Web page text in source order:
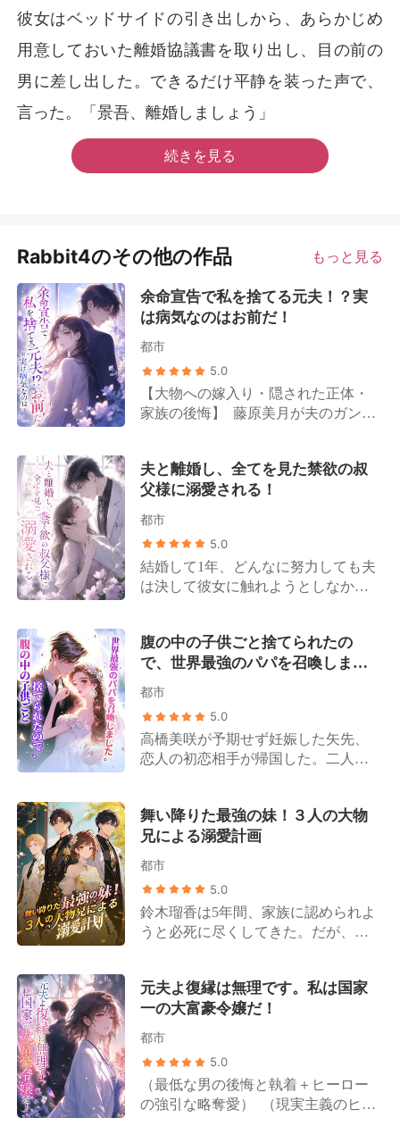
彼女はベッドサイドの引き出しから、あらかじめ
用意しておいた離婚協議書を取り出し、目の前の
男に差し出した。できるだけ平静を装った声で、
言った。「景吾、離婚しましょう」
続きを見る
Rabbit4のその他の作品 もっと見る
余命宣告で私を捨てる元夫！？実
は病気なのはお前だ！
都市
5.0
【大物への嫁入り・隠された正体・
家族の後悔】 藤原美月が夫のガン検
は皆、ガンを患っているのは藤原美
月の方だと誤解していた。 姑は露骨
に嫌悪感を示し、「もうすぐ死ぬ人
間が、お金を無駄遣いするんじゃな
いよ」と言い放つ。 夫は一枚の離婚
協議書を取り出し、「美咲が俺の子
を身ごもった。離婚しよう！」と告
る財界の大物と電撃的に契約結婚を
果たす。 やがて藤原美月の隠された
正体が次々と明らかになると、大物
づく。 大物は毎夜のごとく彼女を溺
愛するようになった。 「妻よ、もう
夫の一家は狂わんばかりの後悔に苛
まれることとなる。 藤原美月は口元
に薄く笑みを浮かべ、元夫を見つめ
て言った。 「私に治療を諦めろっ
て？――でも、ガンを患っているの
はあなたよ」
夫と離婚し、全てを見た禁欲の叔
父様に溺愛される！
都市
5.0
結婚して1年、どんなに努力しても夫
は決して彼女に触れようとしなかっ
心を伴う検査まで受けることに。 し
かし、夫の忘れられない想い人が帰
国したことで、吉瀬栞はすべてを悟
操を守っていたのだ。 離婚を切り出
すと、夫は頑なに同意しないばかり
か、権力を持つ自身の叔父に栞を引
と彼は、あの日の親密な検査を担当
し、彼女のすべてを見た「男性医
師」だったのだ。 「離婚して彼に復
讐したいか？」 夜、冷徹で禁欲的な
いた。「私が手伝おう」 吉瀬栞は躊
躇うことなく、背伸びをして彼に口
き、「離婚して初めて気づいた、愛
しているのは君だったと」と懺悔す
る。 しかし、吉瀬栞は冷たく言い放
つ。「ごめんなさい、冷淡な男に興
味はないの！」
腹の中の子供ごと捨てられたの
で、世界最強のパパを召喚しまし
た。
都市
5.0
高橋美咲が予期せず妊娠した矢先、
恋人の初恋相手が帰国した。二人が
揃えて言う。高橋家の「偽の令嬢」
である高橋優月は才能にあふれた天
上の明月であり、「真の令嬢」であ
る高橋美咲は取り柄のない泥に過ぎ
ないと。 しかし、高橋グループの背
後で采配を振るっている人物が美咲
であることは、誰一人として知らな
ナーや有名監督、大物歌手、人気ア
イドルになれたのは、すべて美咲の
おかげなのだ。 それにもかかわら
植物状態の男性との結婚を強要す
る。 その後、美咲の隠された真の姿
舞い降りた最強の妹！３人の大物
兄による溺愛計画
都市
5.0
鈴木瑠香は5年間、家族に認められよ
うと必死に尽くしてきた。だが、そ
女が実は「偽の令嬢」であることが
暴露されると、全てが崩れ去った。
婚約者には捨てられ、友人は去り、
「田舎の百姓の両親の元へ帰れ」と
いう罵声を浴びせられながら。 鈴木
瑠香はついに未練を断ち切った。そ
元夫よ復縁は無理です。私は国家
一の大富豪令嬢だ！
都市
5.0
（最低な男の後悔と執着＋ヒーロー
の強引な略奪愛） （現実主義のヒロ